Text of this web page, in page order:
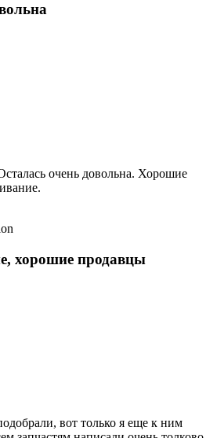
очень довольна. Хорошие
хорошие продавцы
вот только я еще к ним